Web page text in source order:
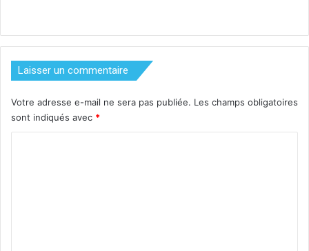
Laisser un commentaire
Votre adresse e-mail ne sera pas publiée. Les champs obligatoires
sont indiqués avec *